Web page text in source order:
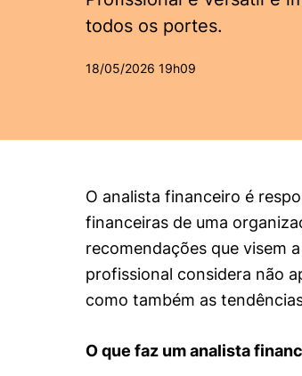
Conhecimento
Hub de Inovação e
Women in Action
Sala de Imprensa
Repositório Institucional
Pesquisa na Graduação
Instagram
Linkedin
todos os portes.
18/05/2026 19h09
O analista financeiro é
financeiras de uma
recomendações que visem
profissional considera não
como também as
O que faz um analista